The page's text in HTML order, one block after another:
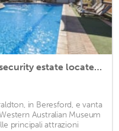
Luxury studio apartment in a security estate located in a ocea front area
in Beresford, e vanta
Australian Museum
principali attrazioni